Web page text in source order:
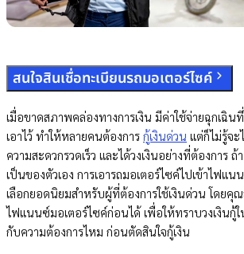
สนใจสินเชื่อทะเบียนรถมอเตอร์ไซค์
เมื่อขาดสภาพคล่องทางการเงิน มีค่าใช้จ่ายฉุกเฉิน
เอาไว้ ทำให้หลายคนต้องการ กู้เงินด่วน แต่ก็ไม่รู้จ
ความสะดวกรวดเร็ว และได้วงเงินอย่างที่ต้องการ
เป็นของตัวเอง การเอารถมอเตอร์ไซค์ไปเข้าไฟแ
เลือกยอดนิยมสำหรับผู้ที่ต้องการใช้เงินด่วน โดยคุ
ไฟแนนซ์มอเตอร์ไซค์ก่อนได้ เพื่อให้ทราบวงเงินกู้
กับความต้องการไหม ก่อนตัดสินใจกู้เงิน